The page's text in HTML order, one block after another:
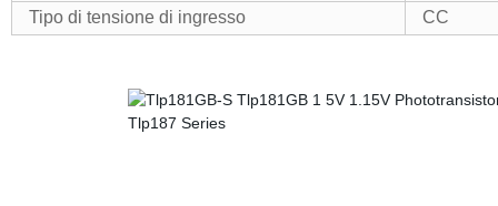
Tipo di tensione di ingresso
CC